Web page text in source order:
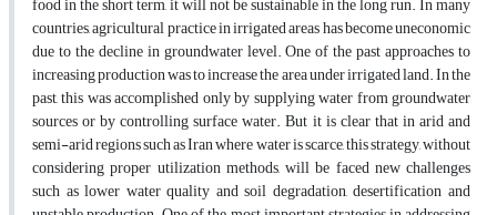
countries, agricultural practice in irrigated areas has become uneconomic
due to the decline in groundwater level. One of the past approaches to
increasing production was to increase the area under irrigated land. In the
past, this was accomplished only by supplying water from groundwater
sources or by controlling surface water. But it is clear that in arid and
semi-arid regions such as Iran where water is scarce, this strategy, without
considering proper utilization methods, will be faced new challenges
such as lower water quality and soil degradation, desertification and